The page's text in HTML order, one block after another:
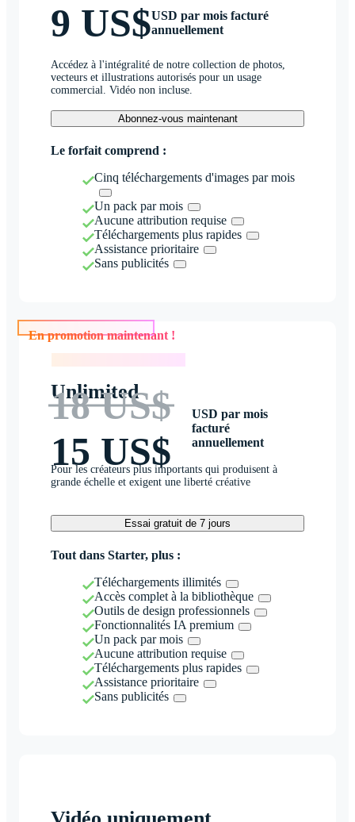
9 US$USD par mois facturé
annuellement
Accédez à l'intégralité de notre collection de photos,
vecteurs et illustrations autorisés pour un usage
commercial. Vidéo non incluse.
Abonnez-vous maintenant
Le forfait comprend :
Cinq téléchargements d'images par mois
Un pack par mois
Aucune attribution requise
Téléchargements plus rapides
Assistance prioritaire
Sans publicités
En promotion maintenant !
Unlimited
18 US$
15 US$
USD par mois
facturé
annuellement
Pour les créateurs plus importants qui produisent à
grande échelle et exigent une liberté créative
Essai gratuit de 7 jours
Tout dans Starter, plus :
Téléchargements illimités
Accès complet à la bibliothèque
Outils de design professionnels
Fonctionnalités IA premium
Un pack par mois
Aucune attribution requise
Téléchargements plus rapides
Assistance prioritaire
Sans publicités